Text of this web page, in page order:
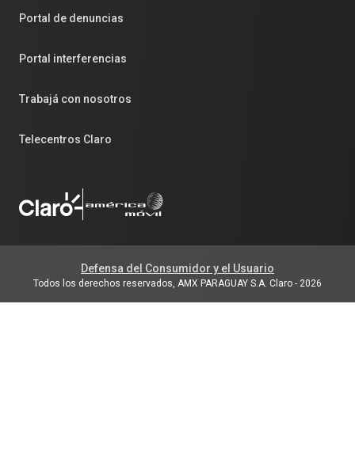
Portal de denuncias
Portal interferencias
Trabajá con nosotros
Telecentros Claro
Todos los derechos reservados, AMX PARAGUAY S.A. Claro - 2026
Defensa del Consumidor y el Usuario